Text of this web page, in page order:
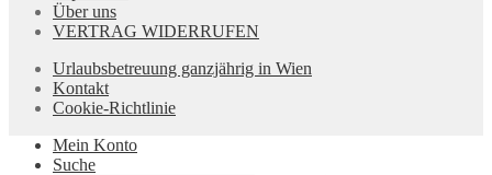
Über uns
VERTRAG WIDERRUFEN
Urlaubsbetreuung ganzjährig in Wien
Kontakt
Cookie-Richtlinie
Mein Konto
Suche